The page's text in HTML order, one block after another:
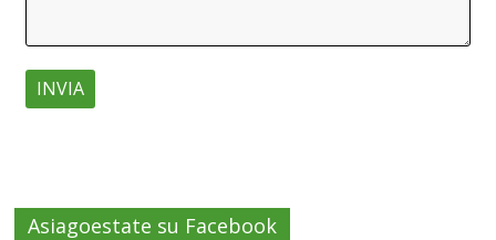
Asiagoestate su Facebook